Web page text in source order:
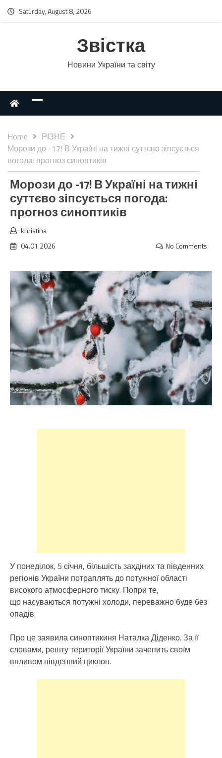
Saturday, August 8, 2026
Звістка
Новини України та світу
Home
РІЗНЕ
Морози до -17! В Україні на тижні суттєво зіпсується
погода: прогноз синоптиків
Морози до -17! В Україні на тижні
суттєво зіпсується погода:
прогноз синоптиків
khristina
04.01.2026
No Comments
У понеділок, 5 січня, більшість захдіних та південних
регіонів України потраплять до потужної області
високого атмосферного тиску. Попри те,
що насуваються потужні холоди, переважно буде без
опадів.
Про це заявила синоптикиня Наталка Діденко. За її
словами, решту території України зачепить своїм
впливом південний циклон.